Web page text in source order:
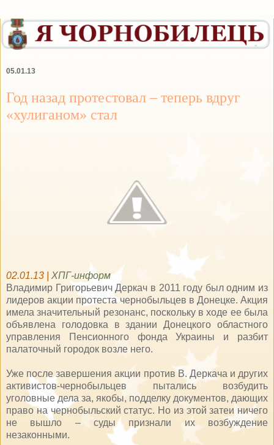
05.01.13
Год назад протестовал – теперь вдруг
«хулиганом» стал
02.01.13 | ХПГ-информ
Владимир Григорьевич Деркач в 2011 году был одним из
лидеров акции протеста чернобыльцев в Донецке. Акция
имела значительный резонанс, поскольку в ходе ее была
объявлена голодовка в здании Донецкого областного
управления Пенсионного фонда Украины и разбит
палаточный городок возле него.
Уже после завершения акции против В. Деркача и других
активистов-чернобыльцев пытались возбудить
уголовные дела за, якобы, подделку документов, дающих
право на чернобыльский статус. Но из этой затеи ничего
не вышло – суды признали их возбуждение
незаконными.